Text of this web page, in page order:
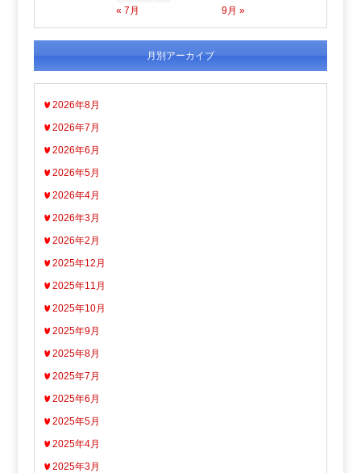
« 7月 9月 »
月別アーカイブ
2026年8月
2026年7月
2026年6月
2026年5月
2026年4月
2026年3月
2026年2月
2025年12月
2025年11月
2025年10月
2025年9月
2025年8月
2025年7月
2025年6月
2025年5月
2025年4月
2025年3月